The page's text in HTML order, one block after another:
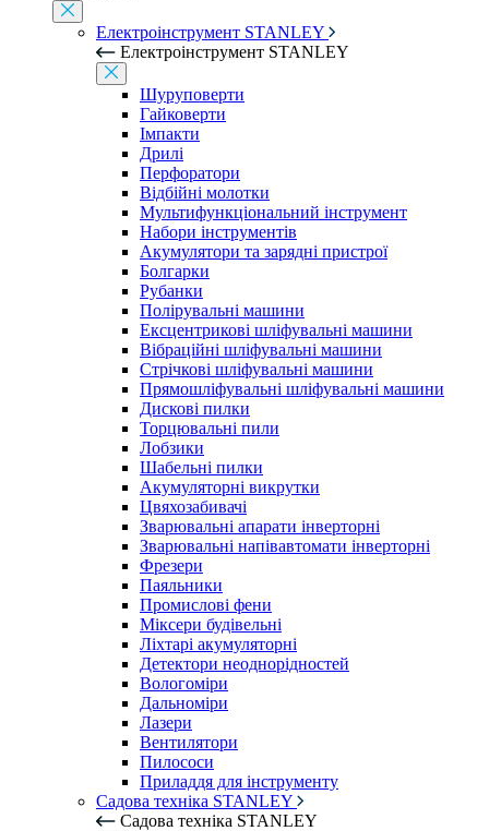
Електроінструмент STANLEY
Електроінструмент STANLEY
Шуруповерти
Гайковерти
Імпакти
Дрилі
Перфоратори
Відбійні молотки
Мультифункціональний інструмент
Набори інструментів
Акумулятори та зарядні пристрої
Болгарки
Рубанки
Полірувальні машини
Ексцентрикові шліфувальні машини
Вібраційні шліфувальні машини
Стрічкові шліфувальні машини
Прямошліфувальні шліфувальні машини
Дискові пилки
Торцювальні пили
Лобзики
Шабельні пилки
Акумуляторні викрутки
Цвяхозабивачі
Зварювальні апарати інверторні
Зварювальні напівавтомати інверторні
Фрезери
Паяльники
Промислові фени
Міксери будівельні
Ліхтарі акумуляторні
Детектори неоднорідностей
Вологоміри
Дальноміри
Лазери
Вентилятори
Пилососи
Приладдя для інструменту
Садова техніка STANLEY
Садова техніка STANLEY